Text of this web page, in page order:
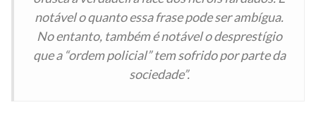
notável o quanto essa frase pode ser ambígua.
No entanto, também é notável o desprestígio
que a “ordem policial” tem sofrido por parte da
sociedade”.